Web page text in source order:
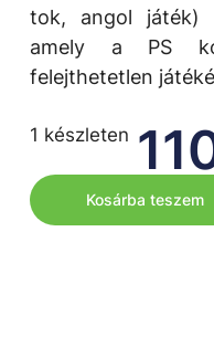
tok, angol játék)
amely a PS
felejthetetlen
1 készleten
Kosárba teszem